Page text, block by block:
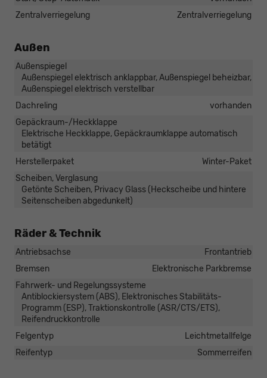
Zentralverriegelung
Zentralverriegelung
Außen
Außenspiegel
Außenspiegel elektrisch anklappbar, Außenspiegel beheizbar,
Außenspiegel elektrisch verstellbar
Dachreling
vorhanden
Gepäckraum-/Heckklappe
Elektrische Heckklappe, Gepäckraumklappe automatisch
betätigt
Herstellerpaket
Winter-Paket
Scheiben, Verglasung
Getönte Scheiben, Privacy Glass (Heckscheibe und hintere
Seitenscheiben abgedunkelt)
Räder & Technik
Antriebsachse
Frontantrieb
Bremsen
Elektronische Parkbremse
Fahrwerk- und Regelungssysteme
Antiblockiersystem (ABS), Elektronisches Stabilitäts-
Programm (ESP), Traktionskontrolle (ASR/CTS/ETS),
Reifendruckkontrolle
Felgentyp
Leichtmetallfelge
Reifentyp
Sommerreifen